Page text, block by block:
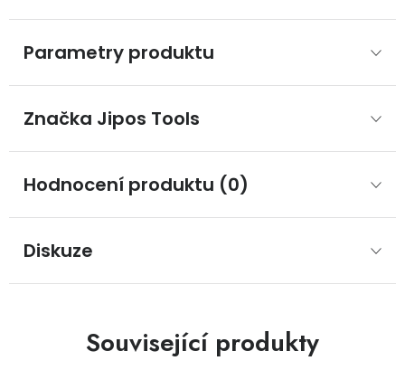
Parametry produktu
Značka Jipos Tools
Hodnocení produktu (0)
Diskuze
Související produkty